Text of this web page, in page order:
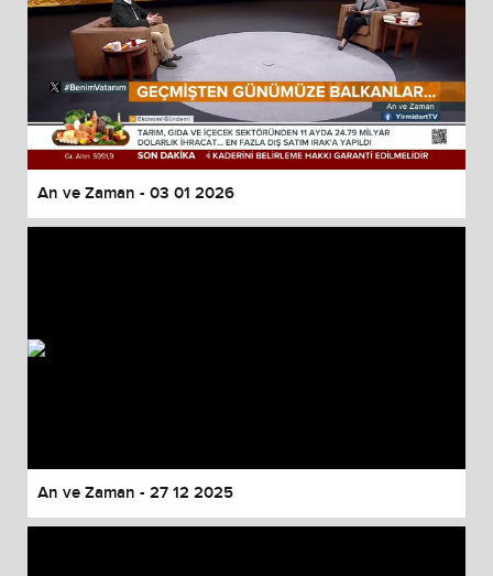
An ve Zaman - 03 01 2026
An ve Zaman - 27 12 2025